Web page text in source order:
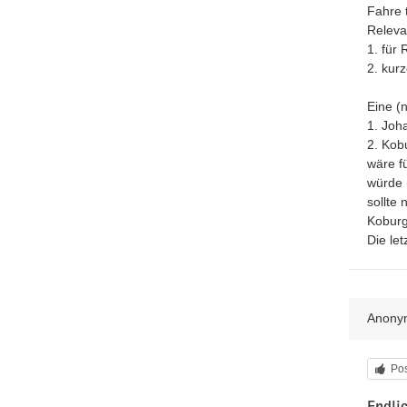
Fahre
1. für
2.
Eine
1.
2.
wäre
würde
sollte
Die